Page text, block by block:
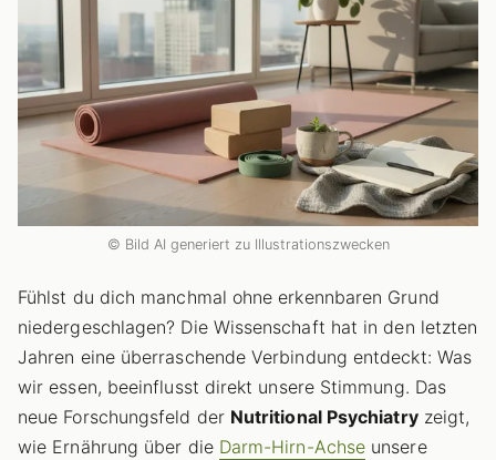
© Bild AI generiert zu Illustrationszwecken
Fühlst du dich manchmal ohne erkennbaren Grund
niedergeschlagen? Die Wissenschaft hat in den letzten
Jahren eine überraschende Verbindung entdeckt: Was
wir essen, beeinflusst direkt unsere Stimmung. Das
neue Forschungsfeld der Nutritional Psychiatryzeigt,
wie Ernährung über die Darm-Hirn-Achse unsere